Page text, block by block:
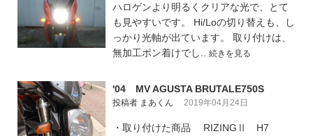
ハロゲンより明るくクリアな光で、とて
も見やすいです。 Hi/Loの切り替えも、し
っかり光軸が出ています。 取り付けは、
無加工ポン着けでし.. 続きを見る
'04 MV AGUSTA BRUTALE750S
投稿者 まあくん 2019年04月24日
・取り付けた商品 RIZINGⅡ H7